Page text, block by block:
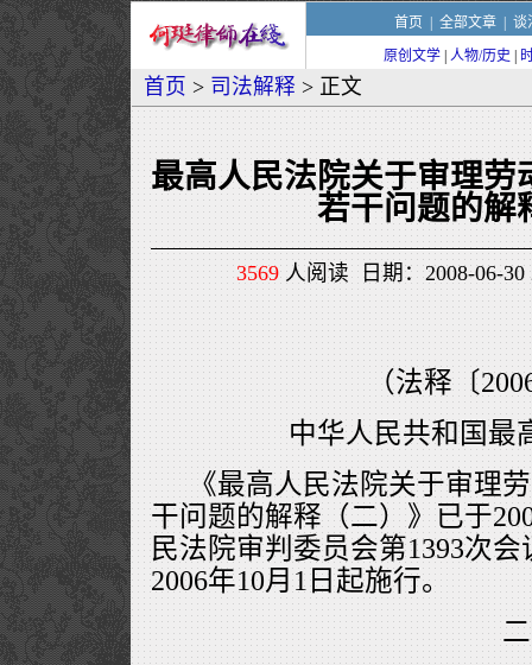
首页 全部文章| 谈
原创文学 人物/历史
首页 > 司法解释 > 正文
最高人民法院关于审理劳
若干问题的解
3569人阅读 日期：2008-06-30
（法释〔
中华人民共和国最
《最高人民法院关于审理
干问题的解释（二）》已于
民法院审判委员会第1393次
2006年10月1日起施行。